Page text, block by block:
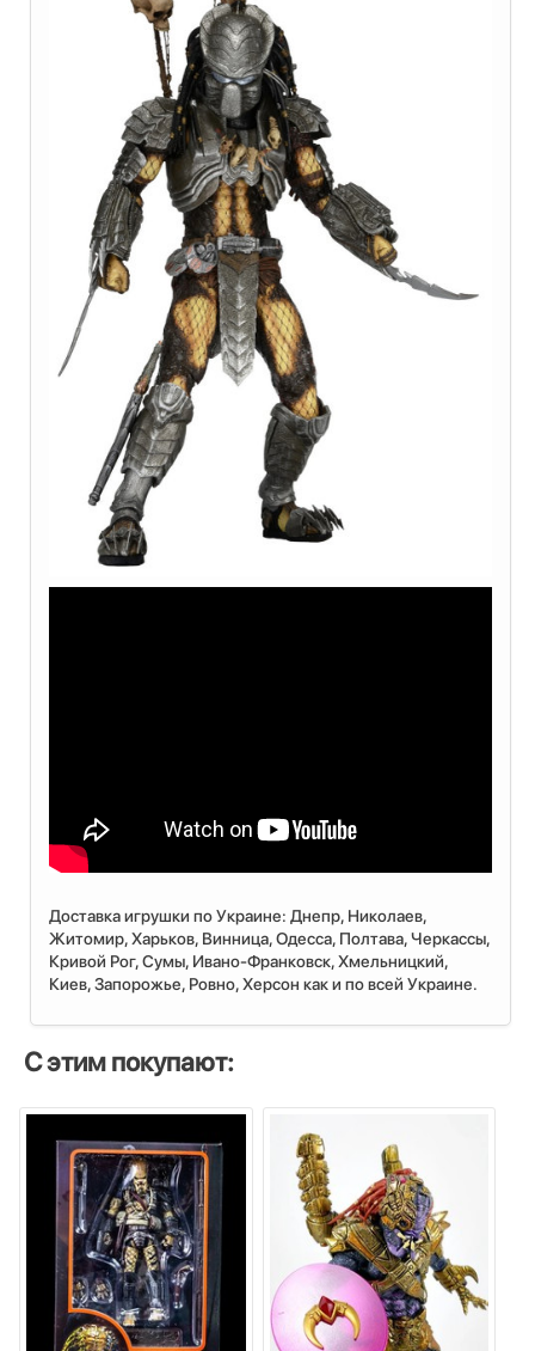
Доставка игрушки по Украине: Днепр, Николаев,
Житомир, Харьков, Винница, Одесса, Полтава, Черкассы,
Кривой Рог, Сумы, Ивано-Франковск, Хмельницкий,
Киев, Запорожье, Ровно, Херсон как и по всей Украине.
С этим покупают: